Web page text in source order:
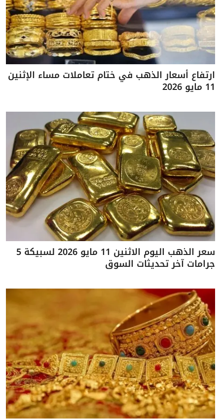
ارتفاع أسعار الذهب في ختام تعاملات مساء الإثنين
11 مايو 2026
سعر الذهب اليوم الاثنين 11 مايو 2026 لسبيكة 5
جرامات آخر تحديثات السوق